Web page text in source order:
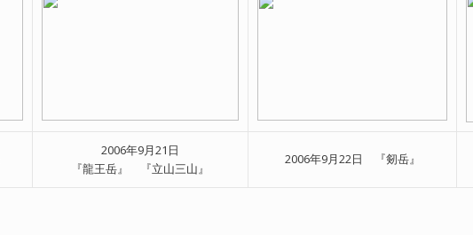
2006年9月21日
『龍王岳』 『立山三山』
2006年9月22日 『剱岳』